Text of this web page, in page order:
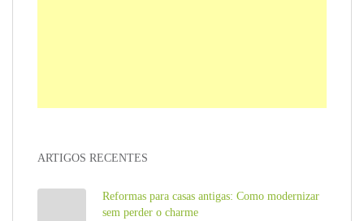
ARTIGOS RECENTES
Reformas para casas antigas: Como modernizar
sem perder o charme